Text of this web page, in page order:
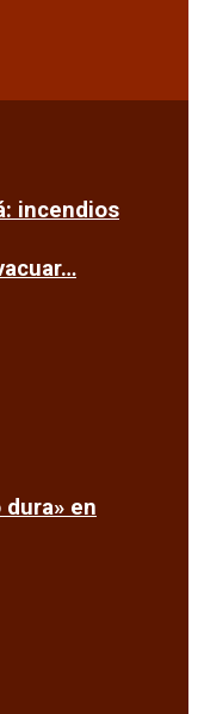
incendios
en